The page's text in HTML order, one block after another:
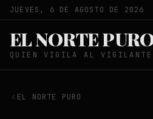
JUEVES, 6 DE AGOSTO DE 2026
EL NORTE
QUIEN VIGILA AL
EL NORTE PURO